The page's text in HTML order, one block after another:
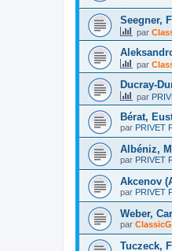
Seegner,
par
par
Ducray-
par
Bérat,
par PRIVET
Albéniz,
par PRIVET
Akcenov
par PRIVET
Weber,
par
Tuczeck,